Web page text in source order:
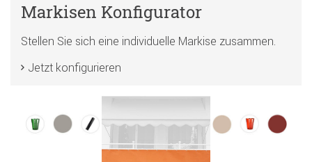
Markisen Konfigurator
Stellen Sie sich eine individuelle Markise zusammen.
Jetzt konfigurieren